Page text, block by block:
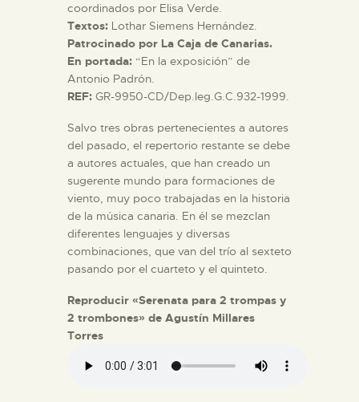
coordinados por Elisa Verde.
Textos: Lothar Siemens Hernández.
Patrocinado por La Caja de Canarias.
En portada: “En la exposición” de
Antonio Padrón.
REF: GR-9950-CD/Dep.leg.G.C.932-1999.
Salvo tres obras pertenecientes a autores
del pasado, el repertorio restante se debe
a autores actuales, que han creado un
sugerente mundo para formaciones de
viento, muy poco trabajadas en la historia
de la música canaria. En él se mezclan
diferentes lenguajes y diversas
combinaciones, que van del trío al sexteto
pasando por el cuarteto y el quinteto.
Reproducir «Serenata para 2 trompas y
2 trombones» de Agustín Millares
Torres